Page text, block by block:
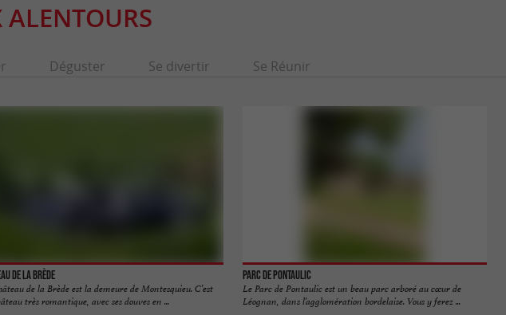
Déguster Se divertir Se Réunir
de La Brède
de la Brède est la demeure de Montesquieu. C’est
très romantique, avec ses douves en ...
Parc de Pontaulic
Le Parc de Pontaulic est un beau parc arboré au cœur de
Léognan, dans l’agglomération bordelaise. Vous y ferez ...